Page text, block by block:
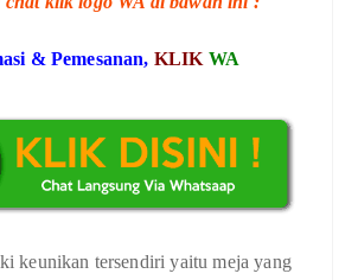
& Pemesanan, KLIK WA
keunikan tersendiri yaitu meja yang